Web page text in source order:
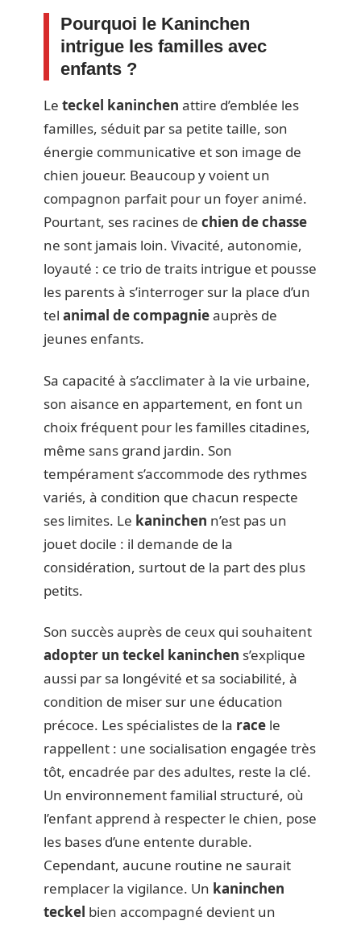
Pourquoi le Kaninchen
intrigue les familles avec
enfants ?
Le teckel kaninchen attire d’emblée les
familles, séduit par sa petite taille, son
énergie communicative et son image de
chien joueur. Beaucoup y voient un
compagnon parfait pour un foyer animé.
Pourtant, ses racines de chien de chasse
ne sont jamais loin. Vivacité, autonomie,
loyauté : ce trio de traits intrigue et pousse
les parents à s’interroger sur la place d’un
tel animal de compagnieauprès de
jeunes enfants.
Sa capacité à s’acclimater à la vie urbaine,
son aisance en appartement, en font un
choix fréquent pour les familles citadines,
même sans grand jardin. Son
tempérament s’accommode des rythmes
variés, à condition que chacun respecte
ses limites. Le kaninchen n’est pas un
jouet docile : il demande de la
considération, surtout de la part des plus
petits.
Son succès auprès de ceux qui souhaitent
adopter un teckel kaninchen s’explique
aussi par sa longévité et sa sociabilité, à
condition de miser sur une éducation
précoce. Les spécialistes de la race le
rappellent : une socialisation engagée très
tôt, encadrée par des adultes, reste la clé.
Un environnement familial structuré, où
l’enfant apprend à respecter le chien, pose
les bases d’une entente durable.
Cependant, aucune routine ne saurait
remplacer la vigilance. Un kaninchen
teckel bien accompagné devient un